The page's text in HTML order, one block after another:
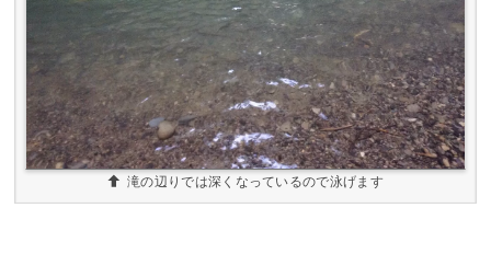
滝の辺りでは深くなっているので泳げます